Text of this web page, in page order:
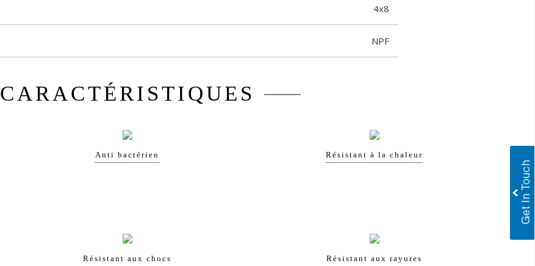
4x8
NPF
CARACTÉRISTIQUES
Anti bactérien Résistant à la chaleur
Résistant aux chocs Résistant aux rayures